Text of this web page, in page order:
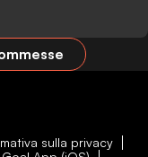
sulla privacy